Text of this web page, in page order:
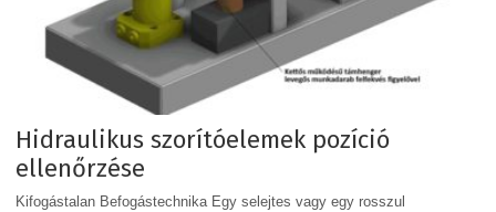
Hidraulikus szorítóelemek pozíció
ellenőrzése
Kifogástalan Befogástechnika Egy selejtes vagy egy rosszul